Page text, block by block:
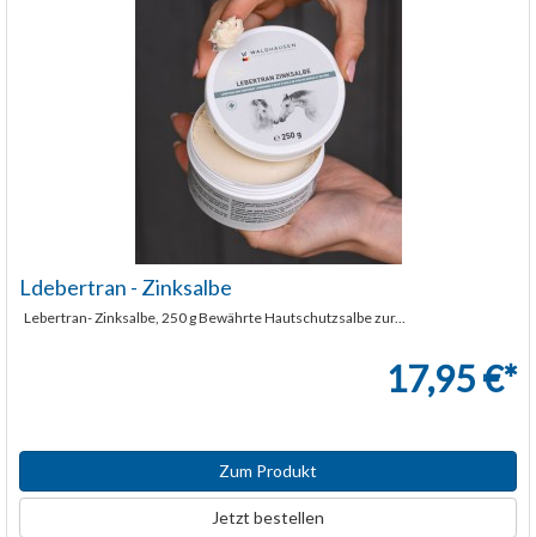
Ldebertran - Zinksalbe
Lebertran- Zinksalbe, 250 g Bewährte Hautschutzsalbe zur...
17,95 €*
Zum Produkt
Jetzt bestellen